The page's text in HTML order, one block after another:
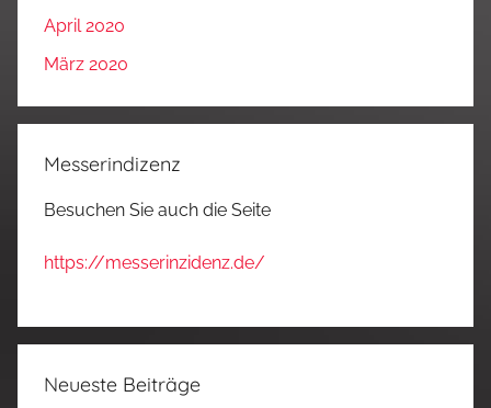
April 2020
März 2020
Messerindizenz
Besuchen Sie auch die Seite
https://messerinzidenz.de/
Neueste Beiträge